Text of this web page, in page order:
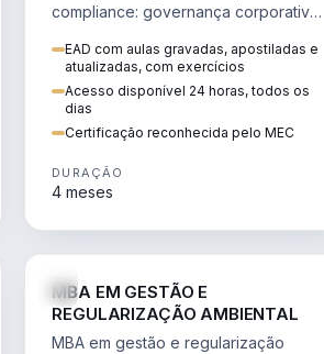
compliance: governança corporativa,
contínua e IA aplicada a processos.
EAD com aulas gravadas, apostiladas e
atualizadas, com exercícios
Acesso disponível 24 horas, todos os
dias
Certificação reconhecida pelo MEC
DURAÇÃO
4 meses
MBA EM GESTÃO E
REGULARIZAÇÃO AMBIENTAL
MBA em gestão e regularização